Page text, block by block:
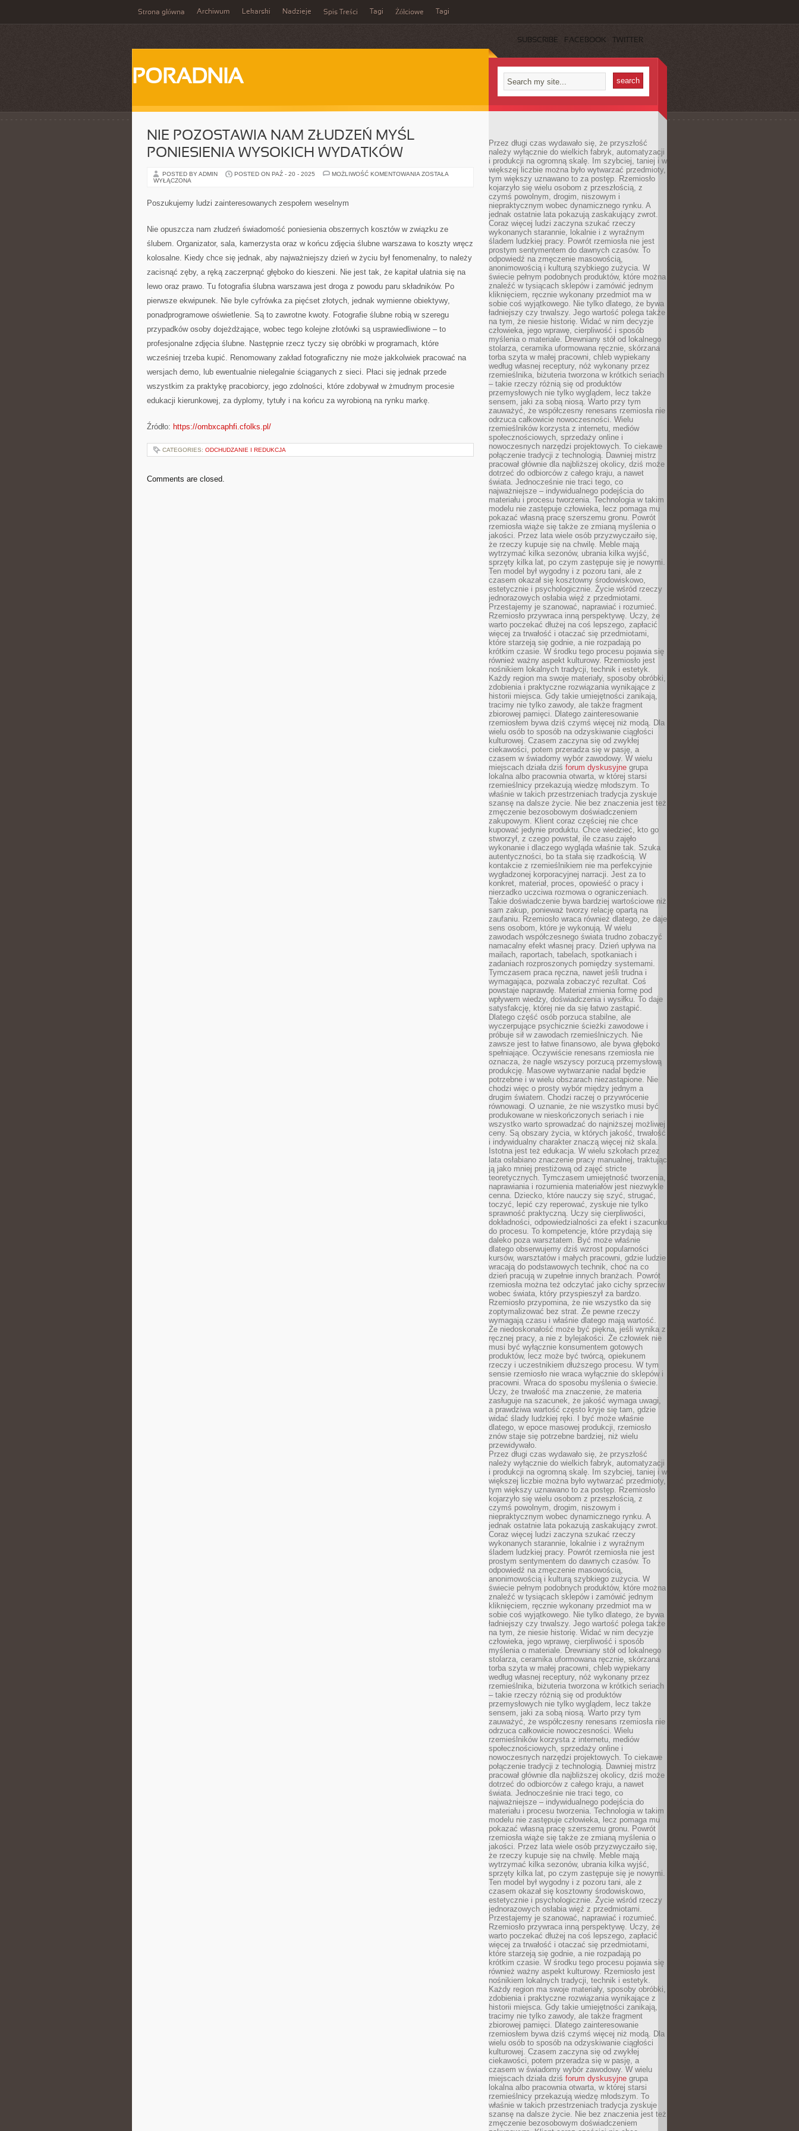
Strona główna Archiwum Lekarski Nadzieje Spis Treści Tagi Żółciowe Tagi
SUBSCRIBE FACEBOOK TWITTER
PORADNIA
NIE POZOSTAWIA NAM ZŁUDZEŃ MYŚL
PONIESIENIA WYSOKICH WYDATKÓW
POSTED BY ADMIN POSTED ON PAŹ - 20 - 2025 MOŻLIWOŚĆ KOMENTOWANIA NIE
ZOSTAŁA
WYŁĄCZONA
Poszukujemy ludzi zainteresowanych zespołem weselnym
Nie opuszcza nam złudzeń świadomość poniesienia obszernych kosztów w związku ze
ślubem. Organizator, sala, kamerzysta oraz w końcu zdjęcia ślubne warszawa to koszty wręcz
kolosalne. Kiedy chce się jednak, aby najważniejszy dzień w życiu był fenomenalny, to należy
zacisnąć zęby, a ręką zaczerpnąć głęboko do kieszeni. Nie jest tak, że kapitał ulatnia się na
lewo oraz prawo. Tu fotografia ślubna warszawa jest droga z powodu paru składników. Po
pierwsze ekwipunek. Nie byle cyfrówka za pięćset złotych, jednak wymienne obiektywy,
ponadprogramowe oświetlenie. Są to zawrotne kwoty. Fotografie ślubne robią w szeregu
przypadków osoby dojeżdżające, wobec tego kolejne złotówki są usprawiedliwione – to
profesjonalne zdjęcia ślubne. Następnie rzecz tyczy się obróbki w programach, które
wcześniej trzeba kupić. Renomowany zakład fotograficzny nie może jakkolwiek pracować na
wersjach demo, lub ewentualnie nielegalnie ściąganych z sieci. Płaci się jednak przede
wszystkim za praktykę pracobiorcy, jego zdolności, które zdobywał w żmudnym procesie
edukacji kierunkowej, za dyplomy, tytuły i na końcu za wyrobioną na rynku markę.
Źródło: https://ombxcaphfi.cfolks.pl/
CATEGORIES: ODCHUDZANIE I REDUKCJA
Comments are closed.
Przez długi czas wydawało się, że przyszłość
należy wyłącznie do wielkich fabryk, automatyzacji
i produkcji na ogromną skalę. Im szybciej, taniej i w
większej liczbie można było wytwarzać przedmioty,
tym większy uznawano to za postęp. Rzemiosło
kojarzyło się wielu osobom z przeszłością, z
czymś powolnym, drogim, niszowym i
niepraktycznym wobec dynamicznego rynku. A
jednak ostatnie lata pokazują zaskakujący zwrot.
Coraz więcej ludzi zaczyna szukać rzeczy
wykonanych starannie, lokalnie i z wyraźnym
śladem ludzkiej pracy. Powrót rzemiosła nie jest
prostym sentymentem do dawnych czasów. To
odpowiedź na zmęczenie masowością,
anonimowością i kulturą szybkiego zużycia. W
świecie pełnym podobnych produktów, które można
znaleźć w tysiącach sklepów i zamówić jednym
kliknięciem, ręcznie wykonany przedmiot ma w
sobie coś wyjątkowego. Nie tylko dlatego, że bywa
ładniejszy czy trwalszy. Jego wartość polega także
na tym, że niesie historię. Widać w nim decyzje
człowieka, jego wprawę, cierpliwość i sposób
myślenia o materiale. Drewniany stół od lokalnego
stolarza, ceramika uformowana ręcznie, skórzana
torba szyta w małej pracowni, chleb wypiekany
według własnej receptury, nóż wykonany przez
rzemieślnika, biżuteria tworzona w krótkich seriach
– takie rzeczy różnią się od produktów
przemysłowych nie tylko wyglądem, lecz także
sensem, jaki za sobą niosą. Warto przy tym
zauważyć, że współczesny renesans rzemiosła nie
odrzuca całkowicie nowoczesności. Wielu
rzemieślników korzysta z internetu, mediów
społecznościowych, sprzedaży online i
nowoczesnych narzędzi projektowych. To ciekawe
połączenie tradycji z technologią. Dawniej mistrz
pracował głównie dla najbliższej okolicy, dziś może
dotrzeć do odbiorców z całego kraju, a nawet
świata. Jednocześnie nie traci tego, co
najważniejsze – indywidualnego podejścia do
materiału i procesu tworzenia. Technologia w takim
modelu nie zastępuje człowieka, lecz pomaga mu
pokazać własną pracę szerszemu gronu. Powrót
rzemiosła wiąże się także ze zmianą myślenia o
jakości. Przez lata wiele osób przyzwyczaiło się,
że rzeczy kupuje się na chwilę. Meble mają
wytrzymać kilka sezonów, ubrania kilka wyjść,
sprzęty kilka lat, po czym zastępuje się je nowymi.
Ten model był wygodny i z pozoru tani, ale z
czasem okazał się kosztowny środowiskowo,
estetycznie i psychologicznie. Życie wśród rzeczy
jednorazowych osłabia więź z przedmiotami.
Przestajemy je szanować, naprawiać i rozumieć.
Rzemiosło przywraca inną perspektywę. Uczy, że
warto poczekać dłużej na coś lepszego, zapłacić
więcej za trwałość i otaczać się przedmiotami,
które starzeją się godnie, a nie rozpadają po
krótkim czasie. W środku tego procesu pojawia się
również ważny aspekt kulturowy. Rzemiosło jest
nośnikiem lokalnych tradycji, technik i estetyk.
Każdy region ma swoje materiały, sposoby obróbki,
zdobienia i praktyczne rozwiązania wynikające z
historii miejsca. Gdy takie umiejętności zanikają,
tracimy nie tylko zawody, ale także fragment
zbiorowej pamięci. Dlatego zainteresowanie
rzemiosłem bywa dziś czymś więcej niż modą. Dla
wielu osób to sposób na odzyskiwanie ciągłości
kulturowej. Czasem zaczyna się od zwykłej
ciekawości, potem przeradza się w pasję, a
czasem w świadomy wybór zawodowy. W wielu
miejscach działa dziś forum dyskusyjne grupa
lokalna albo pracownia otwarta, w której starsi
rzemieślnicy przekazują wiedzę młodszym. To
właśnie w takich przestrzeniach tradycja zyskuje
szansę na dalsze życie. Nie bez znaczenia jest też
zmęczenie bezosobowym doświadczeniem
zakupowym. Klient coraz częściej nie chce
kupować jedynie produktu. Chce wiedzieć, kto go
stworzył, z czego powstał, ile czasu zajęło
wykonanie i dlaczego wygląda właśnie tak. Szuka
autentyczności, bo ta stała się rzadkością. W
kontakcie z rzemieślnikiem nie ma perfekcyjnie
wygładzonej korporacyjnej narracji. Jest za to
konkret, materiał, proces, opowieść o pracy i
nierzadko uczciwa rozmowa o ograniczeniach.
Takie doświadczenie bywa bardziej wartościowe niż
sam zakup, ponieważ tworzy relację opartą na
zaufaniu. Rzemiosło wraca również dlatego, że daje
sens osobom, które je wykonują. W wielu
zawodach współczesnego świata trudno zobaczyć
namacalny efekt własnej pracy. Dzień upływa na
mailach, raportach, tabelach, spotkaniach i
zadaniach rozproszonych pomiędzy systemami.
Tymczasem praca ręczna, nawet jeśli trudna i
wymagająca, pozwala zobaczyć rezultat. Coś
powstaje naprawdę. Materiał zmienia formę pod
wpływem wiedzy, doświadczenia i wysiłku. To daje
satysfakcję, której nie da się łatwo zastąpić.
Dlatego część osób porzuca stabilne, ale
wyczerpujące psychicznie ścieżki zawodowe i
próbuje sił w zawodach rzemieślniczych. Nie
zawsze jest to łatwe finansowo, ale bywa głęboko
spełniające. Oczywiście renesans rzemiosła nie
oznacza, że nagle wszyscy porzucą przemysłową
produkcję. Masowe wytwarzanie nadal będzie
potrzebne i w wielu obszarach niezastąpione. Nie
chodzi więc o prosty wybór między jednym a
drugim światem. Chodzi raczej o przywrócenie
równowagi. O uznanie, że nie wszystko musi być
produkowane w nieskończonych seriach i nie
wszystko warto sprowadzać do najniższej możliwej
ceny. Są obszary życia, w których jakość, trwałość
i indywidualny charakter znaczą więcej niż skala.
Istotna jest też edukacja. W wielu szkołach przez
lata osłabiano znaczenie pracy manualnej, traktując
ją jako mniej prestiżową od zajęć stricte
teoretycznych. Tymczasem umiejętność tworzenia,
naprawiania i rozumienia materiałów jest niezwykle
cenna. Dziecko, które nauczy się szyć, strugać,
toczyć, lepić czy reperować, zyskuje nie tylko
sprawność praktyczną. Uczy się cierpliwości,
dokładności, odpowiedzialności za efekt i szacunku
do procesu. To kompetencje, które przydają się
daleko poza warsztatem. Być może właśnie
dlatego obserwujemy dziś wzrost popularności
kursów, warsztatów i małych pracowni, gdzie ludzie
wracają do podstawowych technik, choć na co
dzień pracują w zupełnie innych branżach. Powrót
rzemiosła można też odczytać jako cichy sprzeciw
wobec świata, który przyspieszył za bardzo.
Rzemiosło przypomina, że nie wszystko da się
zoptymalizować bez strat. Że pewne rzeczy
wymagają czasu i właśnie dlatego mają wartość.
Że niedoskonałość może być piękna, jeśli wynika z
ręcznej pracy, a nie z bylejakości. Że człowiek nie
musi być wyłącznie konsumentem gotowych
produktów, lecz może być twórcą, opiekunem
rzeczy i uczestnikiem dłuższego procesu. W tym
sensie rzemiosło nie wraca wyłącznie do sklepów i
pracowni. Wraca do sposobu myślenia o świecie.
Uczy, że trwałość ma znaczenie, że materia
zasługuje na szacunek, że jakość wymaga uwagi,
a prawdziwa wartość często kryje się tam, gdzie
widać ślady ludzkiej ręki. I być może właśnie
dlatego, w epoce masowej produkcji, rzemiosło
znów staje się potrzebne bardziej, niż wielu
przewidywało.
Przez długi czas wydawało się, że przyszłość
należy wyłącznie do wielkich fabryk, automatyzacji
i produkcji na ogromną skalę. Im szybciej, taniej i w
większej liczbie można było wytwarzać przedmioty,
tym większy uznawano to za postęp. Rzemiosło
kojarzyło się wielu osobom z przeszłością, z
czymś powolnym, drogim, niszowym i
niepraktycznym wobec dynamicznego rynku. A
jednak ostatnie lata pokazują zaskakujący zwrot.
Coraz więcej ludzi zaczyna szukać rzeczy
wykonanych starannie, lokalnie i z wyraźnym
śladem ludzkiej pracy. Powrót rzemiosła nie jest
prostym sentymentem do dawnych czasów. To
odpowiedź na zmęczenie masowością,
anonimowością i kulturą szybkiego zużycia. W
świecie pełnym podobnych produktów, które można
znaleźć w tysiącach sklepów i zamówić jednym
kliknięciem, ręcznie wykonany przedmiot ma w
sobie coś wyjątkowego. Nie tylko dlatego, że bywa
ładniejszy czy trwalszy. Jego wartość polega także
na tym, że niesie historię. Widać w nim decyzje
człowieka, jego wprawę, cierpliwość i sposób
myślenia o materiale. Drewniany stół od lokalnego
stolarza, ceramika uformowana ręcznie, skórzana
torba szyta w małej pracowni, chleb wypiekany
według własnej receptury, nóż wykonany przez
rzemieślnika, biżuteria tworzona w krótkich seriach
– takie rzeczy różnią się od produktów
przemysłowych nie tylko wyglądem, lecz także
sensem, jaki za sobą niosą. Warto przy tym
zauważyć, że współczesny renesans rzemiosła nie
odrzuca całkowicie nowoczesności. Wielu
rzemieślników korzysta z internetu, mediów
społecznościowych, sprzedaży online i
nowoczesnych narzędzi projektowych. To ciekawe
połączenie tradycji z technologią. Dawniej mistrz
pracował głównie dla najbliższej okolicy, dziś może
dotrzeć do odbiorców z całego kraju, a nawet
świata. Jednocześnie nie traci tego, co
najważniejsze – indywidualnego podejścia do
materiału i procesu tworzenia. Technologia w takim
modelu nie zastępuje człowieka, lecz pomaga mu
pokazać własną pracę szerszemu gronu. Powrót
rzemiosła wiąże się także ze zmianą myślenia o
jakości. Przez lata wiele osób przyzwyczaiło się,
że rzeczy kupuje się na chwilę. Meble mają
wytrzymać kilka sezonów, ubrania kilka wyjść,
sprzęty kilka lat, po czym zastępuje się je nowymi.
Ten model był wygodny i z pozoru tani, ale z
czasem okazał się kosztowny środowiskowo,
estetycznie i psychologicznie. Życie wśród rzeczy
jednorazowych osłabia więź z przedmiotami.
Przestajemy je szanować, naprawiać i rozumieć.
Rzemiosło przywraca inną perspektywę. Uczy, że
warto poczekać dłużej na coś lepszego, zapłacić
więcej za trwałość i otaczać się przedmiotami,
które starzeją się godnie, a nie rozpadają po
krótkim czasie. W środku tego procesu pojawia się
również ważny aspekt kulturowy. Rzemiosło jest
nośnikiem lokalnych tradycji, technik i estetyk.
Każdy region ma swoje materiały, sposoby obróbki,
zdobienia i praktyczne rozwiązania wynikające z
historii miejsca. Gdy takie umiejętności zanikają,
tracimy nie tylko zawody, ale także fragment
zbiorowej pamięci. Dlatego zainteresowanie
rzemiosłem bywa dziś czymś więcej niż modą. Dla
wielu osób to sposób na odzyskiwanie ciągłości
kulturowej. Czasem zaczyna się od zwykłej
ciekawości, potem przeradza się w pasję, a
czasem w świadomy wybór zawodowy. W wielu
miejscach działa dziś forum dyskusyjne grupa
lokalna albo pracownia otwarta, w której starsi
rzemieślnicy przekazują wiedzę młodszym. To
właśnie w takich przestrzeniach tradycja zyskuje
szansę na dalsze życie. Nie bez znaczenia jest też
zmęczenie bezosobowym doświadczeniem